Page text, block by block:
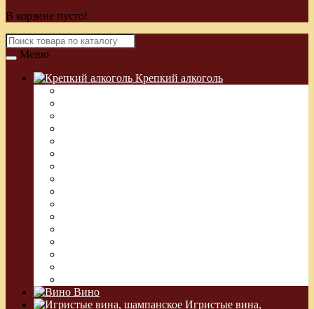
В корзине пусто!
Меню
Крепкий алкоголь
Вино
Игристые вина,